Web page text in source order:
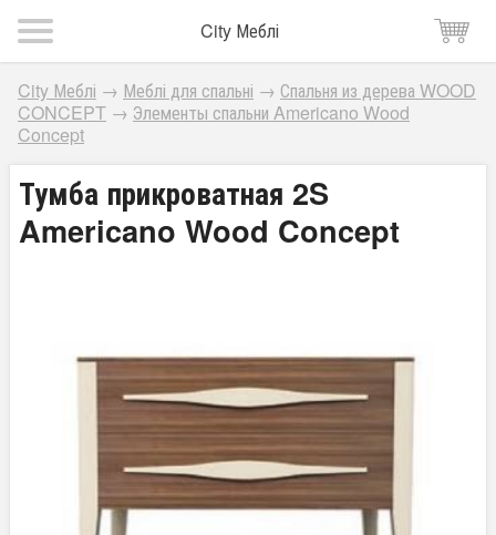
City Меблі
City Меблі → Меблі для спальні → Спальня из дерева WOOD
CONCEPT → Элементы спальни Americano Wood
Concept
Тумба прикроватная 2S
Americano Wood Concept